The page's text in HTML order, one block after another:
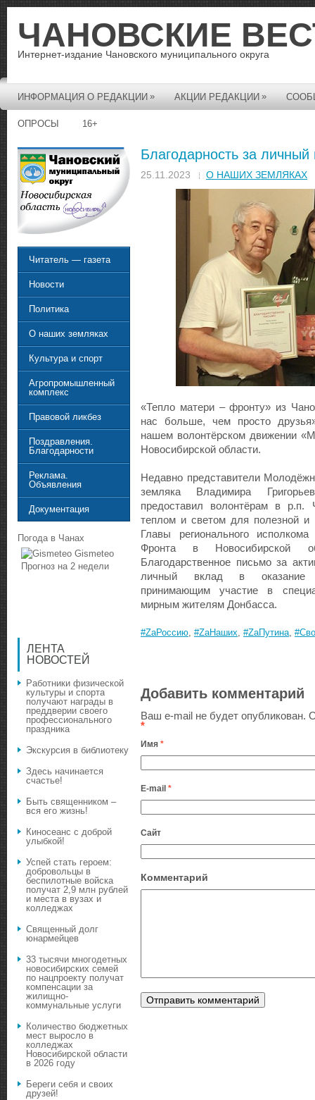
ЧАНОВСКИЕ
Интернет-издание Чановского муниципального округа
ИНФОРМАЦИЯ О РЕДАКЦИИ » АКЦИИ РЕДАКЦИИ »
ОПРОСЫ 16+
Благодарность за личный
25.11.2023 О НАШИХ ЗЕМЛЯКАХ
«Тепло матери – фронту» из
нас больше, чем просто
нашем волонтёрском движении
Новосибирской области.
Недавно представители
земляка Владимира
предоставил волонтёрам в
теплом и светом для полезной
Главы регионального
Фронта в Новосибирской
Благодарственное письмо за
личный вклад в оказание
принимающим участие в
мирным жителям Донбасса.
#ZаРоссию, #ZаНаших, #ZаПутина,
Добавить комментарий
Ваш e-mail не будет опубликован.
*
Имя *
E-mail *
Сайт
Комментарий
Читатель — газета
Новости
Политика
О наших земляках
Культура и спорт
Агропромышленный
комплекс
Правовой ликбез
Поздравления.
Благодарности
Реклама.
Объявления
Документация
Погода в Чанах
Gismeteo
Прогноз на 2 недели
ЛЕНТА
НОВОСТЕЙ
Работники физической
культуры и спорта
получают награды в
преддверии своего
профессионального
праздника
Экскурсия в библиотеку
Здесь начинается
счастье!
Быть священником –
вся его жизнь!
Киносеанс с доброй
улыбкой!
Успей стать героем:
добровольцы в
беспилотные войска
получат 2,9 млн рублей
и места в вузах и
колледжах
Священный долг
юнармейцев
33 тысячи многодетных
новосибирских семей
по нацпроекту получат
компенсации за
жилищно-
коммунальные услуги
Количество бюджетных
мест выросло в
колледжах
Новосибирской области
в 2026 году
Береги себя и своих
друзей!